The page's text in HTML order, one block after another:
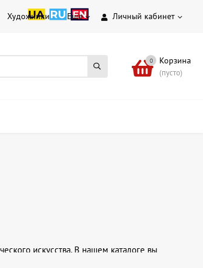
Личный кабинет
Художники Еще
0 Корзина
(пусто)
искусства. В нашем каталоге вы
работы украинских, советских (УССР и